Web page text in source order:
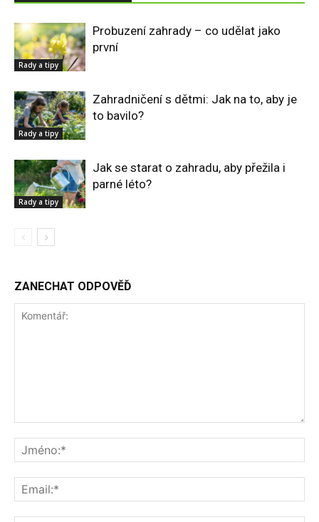
Rady a tipy
Probuzení zahrady – co udělat jako
první
Rady a tipy
Zahradničení s dětmi: Jak na to, aby je
to bavilo?
Rady a tipy
Jak se starat o zahradu, aby přežila i
parné léto?
ZANECHAT ODPOVĚĎ